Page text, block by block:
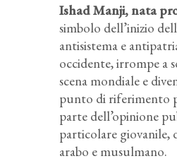
Ishad Manji, nata
simbolo dell’inizio
antisistema e
occidente, irrompe a
scena mondiale e
punto di riferimento
parte dell’opinione
particolare giovanile,
arabo e musulmano.